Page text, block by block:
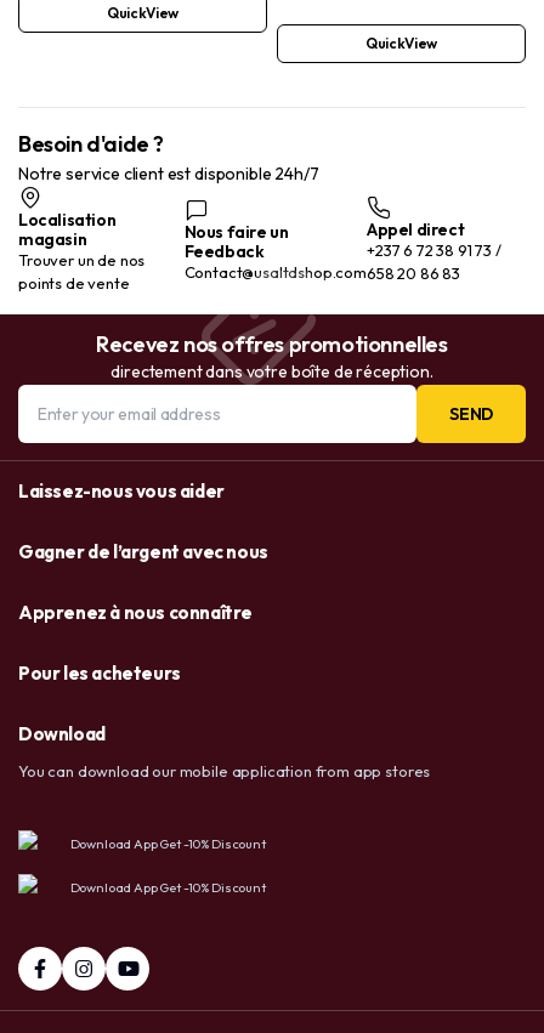
QuickView
QuickView
Besoin d'aide ?
Notre service client est disponible 24h/7
Localisation
magasin
Trouver un de nos
points de vente
Nous faire un
Feedback
Contact@usaltdshop.com
Appel direct
+237 6 72 38 91 73 /
658 20 86 83
Recevez nos offres promotionnelles
directement dans votre boîte de réception.
SEND
Laissez-nous vous aider
Gagner de l’argent avec nous
Apprenez à nous connaître
Pour les acheteurs
Download
You can download our mobile application from app stores
Download App Get -10% Discount
Download App Get -10% Discount